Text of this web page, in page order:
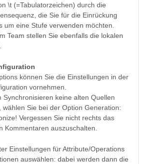
\t (=Tabulatorzeichen) durch die
die Sie für die Einrückung
um eine Stufe verwenden möchten.
Team stellen Sie ebenfalls die lokalen
können Sie die Einstellungen in der
vornehmen.
Synchronisieren keine alten Quellen
wählen Sie bei der Option Generation:
Vergessen Sie nicht rechts das
Kommentaren auszuschalten.
Einstellungen für Attribute/Operations
auswählen: dabei werden dann die